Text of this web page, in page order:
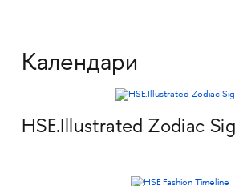
Календари
HSE.Illustrated Zodiac